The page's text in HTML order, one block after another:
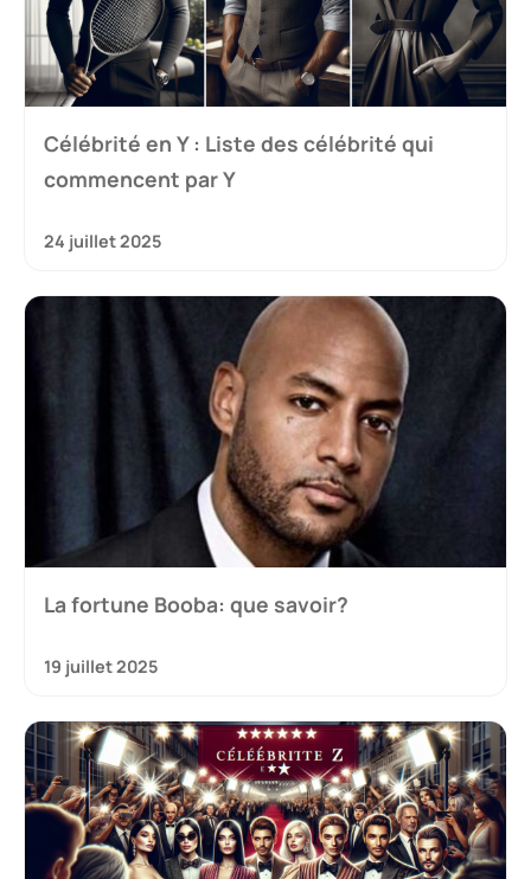
Célébrité en Y : Liste des célébrité qui
commencent par Y
24 juillet 2025
La fortune Booba: que savoir?
19 juillet 2025